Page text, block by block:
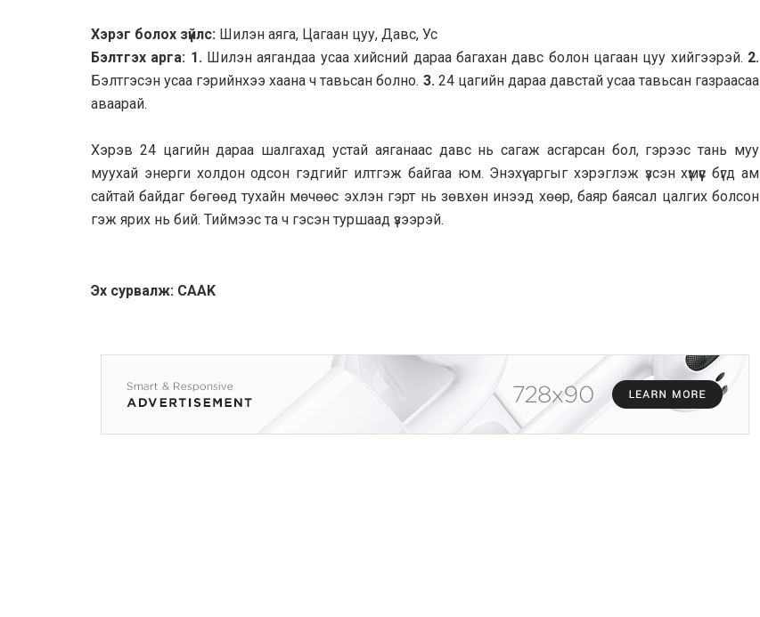
Хэрэг болох зүйлс: Шилэн аяга, Цагаан цуу, Давс, Ус
Бэлтгэх арга: 1. Шилэн аягандаа усаа хийсний дараа багахан давс болон цагаан цуу хийгээрэй. 2.
Бэлтгэсэн усаа гэрийнхээ хаана ч тавьсан болно. 3. 24 цагийн дараа давстай усаа тавьсан газраасаа
аваарай.
Хэрэв 24 цагийн дараа шалгахад устай аяганаас давс нь сагаж асгарсан бол, гэрээс тань муу
муухай энерги холдон одсон гэдгийг илтгэж байгаа юм. Энэхүү аргыг хэрэглэж үзсэн хүмүүс бүгд ам
сайтай байдаг бөгөөд тухайн мөчөөс эхлэн гэрт нь зөвхөн инээд хөөр, баяр баясал цалгих болсон
гэж ярих нь бий. Тиймээс та ч гэсэн туршаад үзээрэй.
Эх сурвалж: CAAK